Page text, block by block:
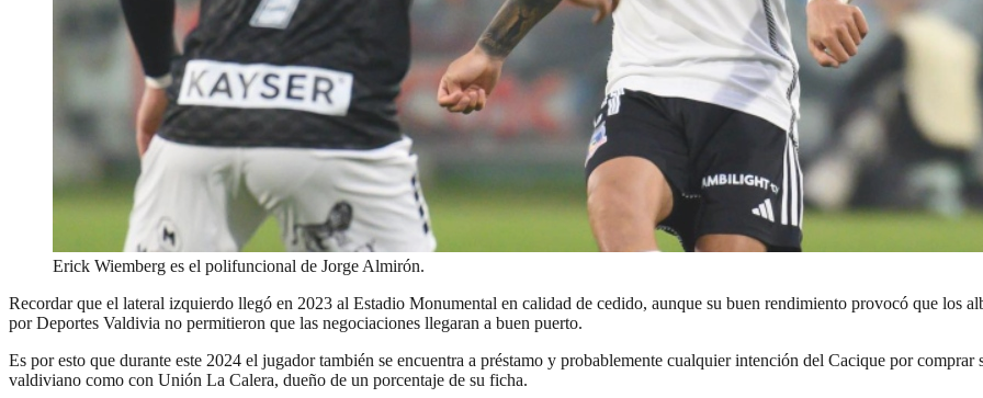
Erick Wiemberg es el polifuncional de Jorge Almirón.
Recordar que el lateral izquierdo llegó en 2023 al Estadio Monumental en calidad de cedido, aunque su buen rendimiento provocó que los
por Deportes Valdivia no permitieron que las negociaciones llegaran a buen puerto.
Es por esto que durante este 2024 el jugador también se encuentra a préstamo y probablemente cualquier intención del Cacique por
valdiviano como con Unión La Calera, dueño de un porcentaje de su ficha.